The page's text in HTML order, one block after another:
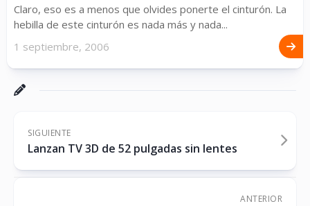
Claro, eso es a menos que olvides ponerte el cinturón. La
hebilla de este cinturón es nada más y nada...
1 septiembre, 2006
SIGUIENTE
Lanzan TV 3D de 52 pulgadas sin lentes
ANTERIOR